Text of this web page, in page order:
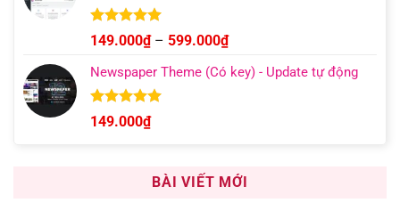
Được xếp
hạng5.00
5 sao
149.000₫ – 599.000₫Khoảng
từ
Newspaper Theme (Có key) - Update tự động
Được xếp
hạng 4.92
149.000₫
BÀI VIẾT MỚI